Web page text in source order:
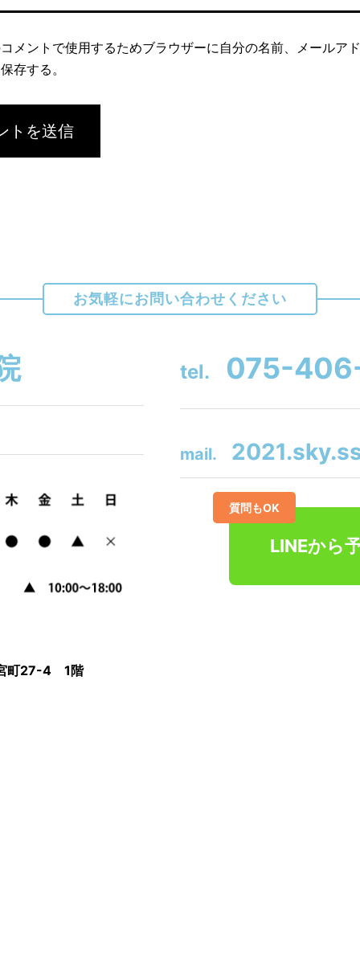
メントで使用するためブラウザーに自分の名前、メールア
存する。
お気軽にお問い合わせください
tel. 075-
mail.
質問もOK
LINEから
町27-4 1階